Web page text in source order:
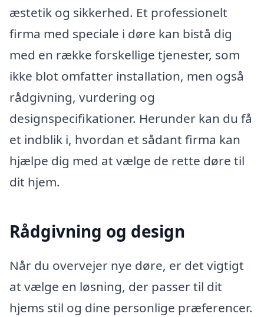
æstetik og sikkerhed. Et professionelt
firma med speciale i døre kan bistå dig
med en række forskellige tjenester, som
ikke blot omfatter installation, men også
rådgivning, vurdering og
designspecifikationer. Herunder kan du få
et indblik i, hvordan et sådant firma kan
hjælpe dig med at vælge de rette døre til
dit hjem.
Rådgivning og design
Når du overvejer nye døre, er det vigtigt
at vælge en løsning, der passer til dit
hjems stil og dine personlige præferencer.